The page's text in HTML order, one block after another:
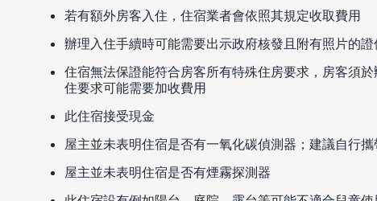
若有額外房客入住，住宿業者會依照其規定收取費用
辦理入住手續時可能需要出示政府核發且附有照片的
住宿無法保證能符合房客所有特殊住房要求，房客須
住要求可能需要加收費用
此住宿接受現金
屋主並未表明住宿是否有一氧化碳偵測器；建議自行
屋主並未表明住宿是否有煙霧探測器